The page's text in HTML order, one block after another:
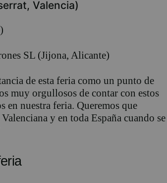
Valencia)
SL (Jijona, Alicante)
de esta feria como un punto de
muy orgullosos de contar con estos
en nuestra feria. Queremos que
y en toda España cuando se